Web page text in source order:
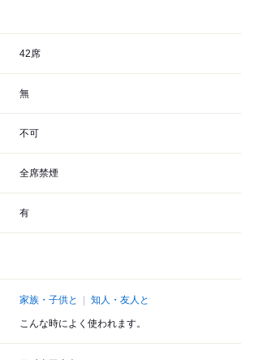
42席
無
不可
全席禁煙
有
家族・子供と 知人・友人と
こんな時によく使われます。